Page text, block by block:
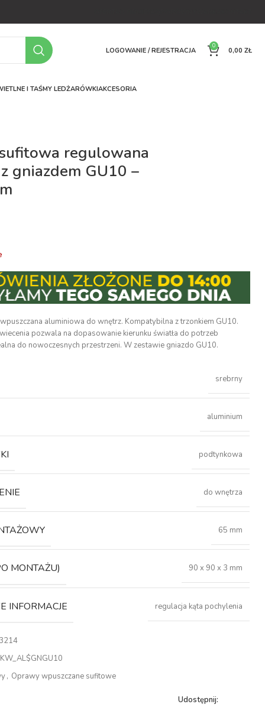
LOGOWANIE / REJESTRACJA
0
0,00 ZŁ
I TAŚMY LEDŻARÓWKIAKCESORIA
regulowana
gniazdem GU10 –
aluminiowa do wnętrz. Kompatybilna z trzonkiem GU10.
pozwala na dopasowanie kierunku światła do potrzeb
do nowoczesnych przestrzeni. W zestawie gniazdo GU10.
srebrny
aluminium
podtynkowa
do wnętrza
65 mm
MONTAŻU) 90 x 90 x 3 mm
INFORMACJE regulacja kąta pochylenia
, Oprawy wpuszczane sufitowe
Udostępnij: